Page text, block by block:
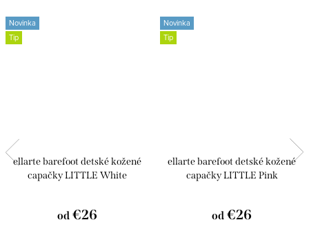
Novinka
Tip
ellarte barefoot detské kožené
capačky LITTLE White
od €26
Novinka
Tip
ellarte barefoot detské kožené
capačky LITTLE Pink
od €26